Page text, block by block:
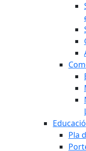
Educació
Pla